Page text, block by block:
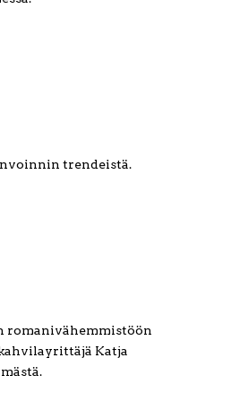
trendeistä.
romanivähemmistöön
Katja